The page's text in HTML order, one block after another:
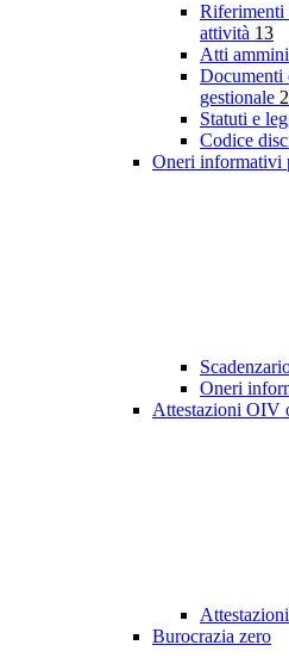
Riferimenti
attività 13
Atti
Documenti
gestionale 2
Statuti e
Codice
Oneri informativi
Oneri
Attestazioni OIV
Burocrazia zero